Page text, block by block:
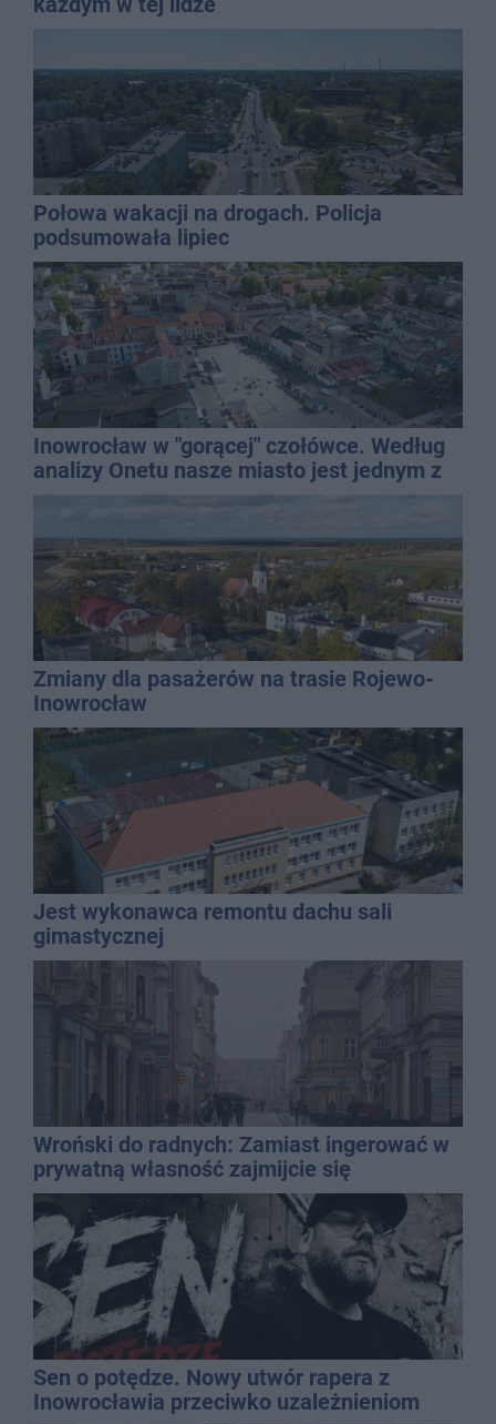
Połowa wakacji na drogach. Policja
podsumowała lipiec
Inowrocław w "gorącej" czołówce. Według
analizy Onetu nasze miasto jest jednym z
najbardziej narażonych na upały
Zmiany dla pasażerów na trasie Rojewo-
Inowrocław
Jest wykonawca remontu dachu sali
gimastycznej
Wroński do radnych: Zamiast ingerować w
prywatną własność zajmijcie się
gospodarką
Sen o potędze. Nowy utwór rapera z
Inowrocławia przeciwko uzależnieniom